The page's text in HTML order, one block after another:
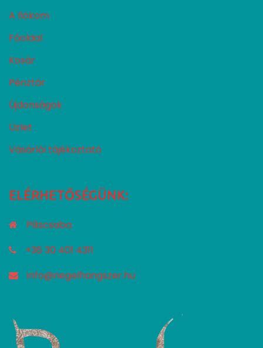
A fiókom
Főoldal
Kosár
Pénztár
Újdonságok
Üzlet
Vásárlói tájékoztató
ELÉRHETŐSÉGÜNK:
Piliscsaba
+36 30 401 4311
info@riegelhangszer.hu